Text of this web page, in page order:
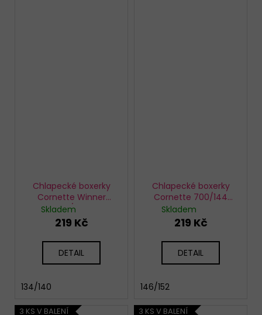
Chlapecké boxerky
Cornette Winner
701/139
Skladem
219 Kč
DETAIL
134/140
Chlapecké boxerky
Cornette 700/144
Wolf 2
Skladem
219 Kč
DETAIL
146/152
3 KS V BALENÍ 3 KS V BALENÍ